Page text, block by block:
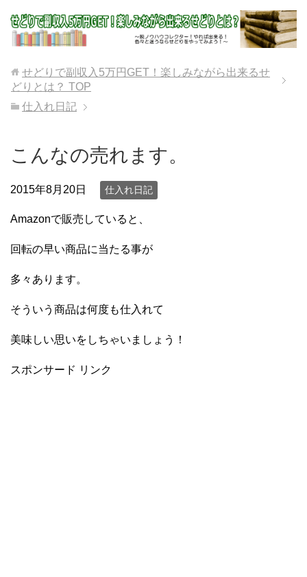
せどりで副収入5万円GET！楽しみながら出来るせ
どりとは？ TOP
仕入れ日記
こんなの売れます。
2015年8月20日 仕入れ日記
Amazonで販売していると、
回転の早い商品に当たる事が
多々あります。
そういう商品は何度も仕入れて
美味しい思いをしちゃいましょう！
スポンサード リンク